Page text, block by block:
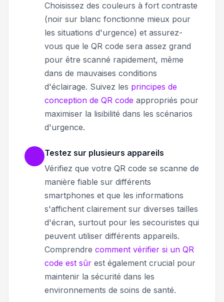
Choisissez des couleurs à fort contraste
(noir sur blanc fonctionne mieux pour
les situations d'urgence) et assurez-
vous que le QR code sera assez grand
pour être scanné rapidement, même
dans de mauvaises conditions
d'éclairage. Suivez les principes de
conception de QR code appropriés pour
maximiser la lisibilité dans les scénarios
d'urgence.
Testez sur plusieurs appareils
Vérifiez que votre QR code se scanne de
manière fiable sur différents
smartphones et que les informations
s'affichent clairement sur diverses tailles
d'écran, surtout pour les secouristes qui
peuvent utiliser différents appareils.
Comprendre comment vérifier si un QR
code est sûr est également crucial pour
maintenir la sécurité dans les
environnements de soins de santé.